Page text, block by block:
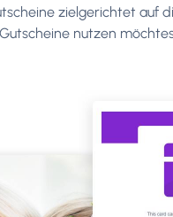
zielgerichtet auf
nutzen